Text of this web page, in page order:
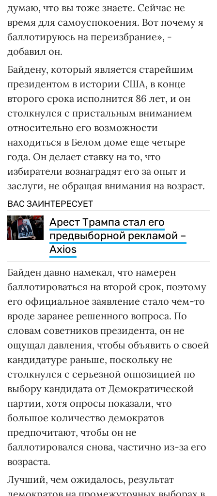
думаю, что вы тоже знаете. Сейчас не
время для самоуспокоения. Вот почему я
баллотируюсь на переизбрание», -
добавил он.
Байдену, который является старейшим
президентом в истории США, в конце
второго срока исполнится 86 лет, и он
столкнулся с пристальным вниманием
относительно его возможности
находиться в Белом доме еще четыре
года. Он делает ставку на то, что
избиратели вознаградят его за опыт и
заслуги, не обращая внимания на возраст.
ВАС ЗАИНТЕРЕСУЕТ
Арест Трампа стал его
предвыборной рекламой –
Axios
Байден давно намекал, что намерен
баллотироваться на второй срок, поэтому
его официальное заявление стало чем-то
вроде заранее решенного вопроса. По
словам советников президента, он не
ощущал давления, чтобы объявить о своей
кандидатуре раньше, поскольку не
столкнулся с серьезной оппозицией по
выбору кандидата от Демократической
партии, хотя опросы показали, что
большое количество демократов
предпочитают, чтобы он не
баллотировался снова, частично из-за его
возраста.
Лучший, чем ожидалось, результат